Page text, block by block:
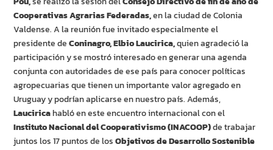
Cooperativas Agrarias Federadas,en la ciudad de Colonia
Valdense. A la reunión fue invitado especialmente el
presidente deConinagro, Elbio Laucirica,quien agradeció la
participación y se mostró interesado en generar una agenda
conjunta con autoridades de ese país para conocer políticas
agropecuarias que tienen un importante valor agregado en
Uruguay y podrían aplicarse en nuestro país. Además,
Lauciricahabló en este encuentro internacional con el
Instituto Nacional del Cooperativismo (INACOOP)de trabajar
juntos los 17 puntos de losObjetivos de Desarrollo Sostenible